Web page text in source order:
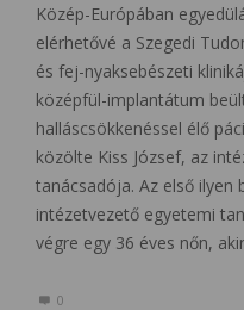
Közép-Európában
elérhetővé a Szegedi
és fej-nyaksebészeti
középfül-implantátum
halláscsökkenéssel élő
közölte Kiss József, az
tanácsadója. Az első ilyen
intézetvezető egyetemi
végre egy 36 éves nőn,
0